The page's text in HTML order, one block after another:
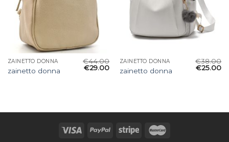
ZAINETTO DONNA
zainetto donna
€44.00
€29.00
ZAINETTO DONNA
zainetto donna
€38.00
€25.00